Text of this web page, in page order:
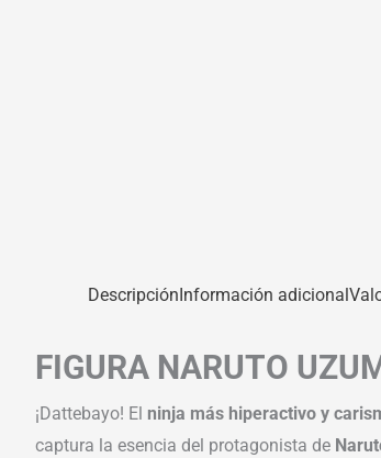
DescripciónInformación adicional
FIGURA NARUTO
¡Dattebayo! El ninja más hiperactivo y
captura la esencia del protagonista de